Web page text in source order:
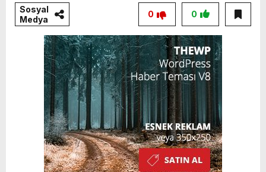
Sosyal
Medya
0
0